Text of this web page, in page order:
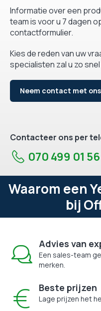
Informatie over een
team is voor u 7 dagen
contactformulier.
Kies de reden van uw
specialisten zal u zo
Neem contact met
Contacteer ons per
070 499 01 56
Waarom een
bij
Advies van
Een sales-team
merken.
Beste prijzen
Lage prijzen het